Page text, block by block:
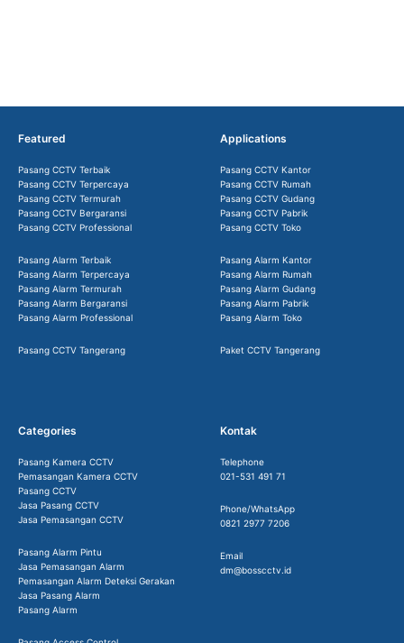
Featured
Pasang CCTV Terbaik
Pasang CCTV Terpercaya
Pasang CCTV Termurah
Pasang CCTV Bergaransi
Pasang CCTV Professional
Pasang Alarm Terbaik
Pasang Alarm Terpercaya
Pasang Alarm Termurah
Pasang Alarm Bergaransi
Pasang Alarm Professional
Pasang CCTV Tangerang
Applications
Pasang CCTV Kantor
Pasang CCTV Rumah
Pasang CCTV Gudang
Pasang CCTV Pabrik
Pasang CCTV Toko
Pasang Alarm Kantor
Pasang Alarm Rumah
Pasang Alarm Gudang
Pasang Alarm Pabrik
Pasang Alarm Toko
Paket CCTV Tangerang
Categories
Pasang Kamera CCTV
Pemasangan Kamera CCTV
Pasang CCTV
Jasa Pasang CCTV
Jasa Pemasangan CCTV
Pasang Alarm Pintu
Jasa Pemasangan Alarm
Pemasangan Alarm Deteksi Gerakan
Jasa Pasang Alarm
Pasang Alarm
Kontak
Telephone
021-531 491 71
Phone/WhatsApp
0821 2977 7206
Email
dm@bosscctv.id